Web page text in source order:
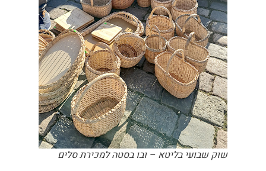
שוק שבועי בליטא – ובו בסטה למכירת סלים